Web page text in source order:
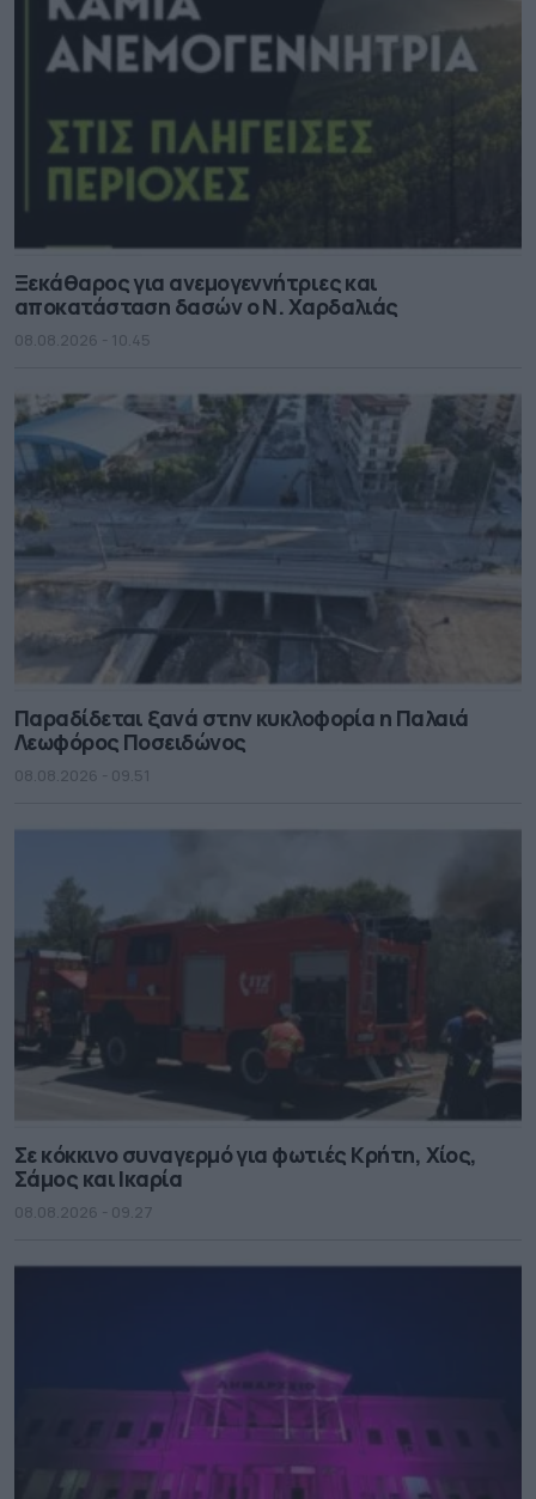
Ξεκάθαρος για ανεμογεννήτριες και
αποκατάσταση δασών ο Ν. Χαρδαλιάς
08.08.2026 - 10.45
Παραδίδεται ξανά στην κυκλοφορία η Παλαιά
Λεωφόρος Ποσειδώνος
08.08.2026 - 09.51
Σε κόκκινο συναγερμό για φωτιές Κρήτη, Χίος,
Σάμος και Ικαρία
08.08.2026 - 09.27